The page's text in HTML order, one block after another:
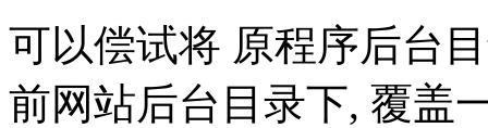
可以偿试将 原程序后台
前网站后台目录下, 覆盖